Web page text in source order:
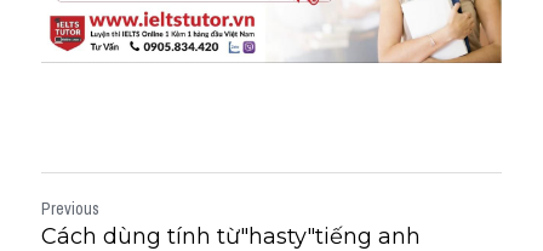
Previous
Cách dùng tính từ"hasty"tiếng anh